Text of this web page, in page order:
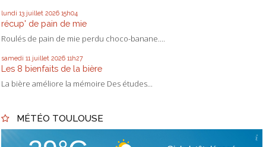
lundi 13 juillet 2026 15h04
récup' de pain de mie
Roulés de pain de mie perdu choco-banane....
samedi 11 juillet 2026 11h27
Les 8 bienfaits de la bière
La bière améliore la mémoire Des études...
MÉTÉO TOULOUSE